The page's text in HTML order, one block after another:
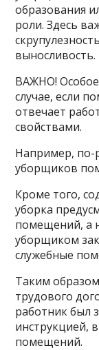
образования
роли. Здесь
выносливость.
ВАЖНО!
случае, если
отвечает
свойствами.
Например, по-
уборщиков
Кроме того,
уборка
помещений, а
уборщиком
служебные
Таким
трудового
работник был
инструкцией,
помещений.